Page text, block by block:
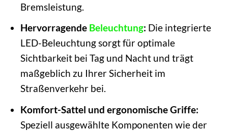
Bremsleistung.
Hervorragende Beleuchtung: Die integrierte
LED-Beleuchtung sorgt für optimale
Sichtbarkeit bei Tag und Nacht und trägt
maßgeblich zu Ihrer Sicherheit im
Straßenverkehr bei.
Komfort-Sattel und ergonomische Griffe:
Speziell ausgewählte Komponenten wie der